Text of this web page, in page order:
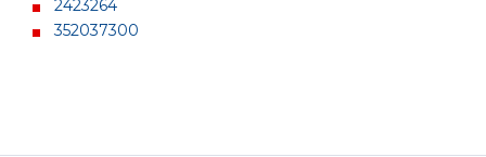
2423264
352037300